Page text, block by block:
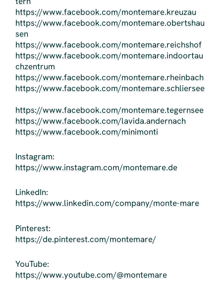
https://www.facebook.com/montemare.kreuzau
https://www.facebook.com/montemare.obertshau
sen
https://www.facebook.com/montemare.reichshof
https://www.facebook.com/montemare.indoortau
chzentrum
https://www.facebook.com/montemare.rheinbach
https://www.facebook.com/montemare.schliersee
https://www.facebook.com/montemare.tegernsee
https://www.facebook.com/lavida.andernach
https://www.facebook.com/minimonti
Instagram:
https://www.instagram.com/montemare.de
LinkedIn:
https://www.linkedin.com/company/monte-mare
Pinterest:
https://de.pinterest.com/montemare/
YouTube:
https://www.youtube.com/@montemare